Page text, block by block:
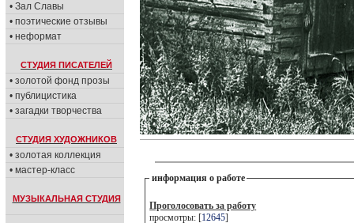
• Зал Славы
• поэтические отзывы
• неформат
СТУДИЯ ПИСАТЕЛЕЙ
• золотой фонд прозы
• публицистика
• загадки творчества
СТУДИЯ ХУДОЖНИКОВ
• золотая коллекция
• мастер-класс
МУЗЫКАЛЬНАЯ СТУДИЯ
информация о работе
Проголосовать за работу
просмотры: [12645]